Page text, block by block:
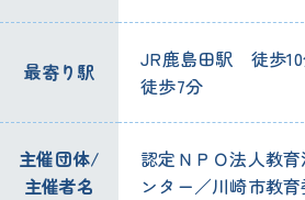
最寄り 駅 JR鹿島田駅 徒歩10
徒歩7分
主催団体/
主催者名
認定 ＮＰＯ法人教育
ンター／川崎市教育